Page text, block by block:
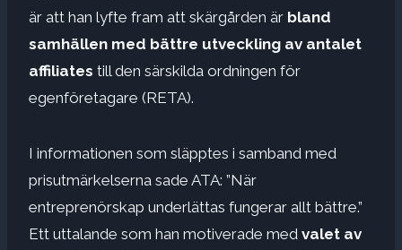
är att han lyfte fram att skärgården är bland
samhällen med bättre utveckling av antalet
affiliates till den särskilda ordningen för
egenföretagare (RETA).
I informationen som släpptes i samband med
prisutmärkelserna sade ATA: ”När
entreprenörskap underlättas fungerar allt bättre.”
Ett uttalande som han motiverade med valet av